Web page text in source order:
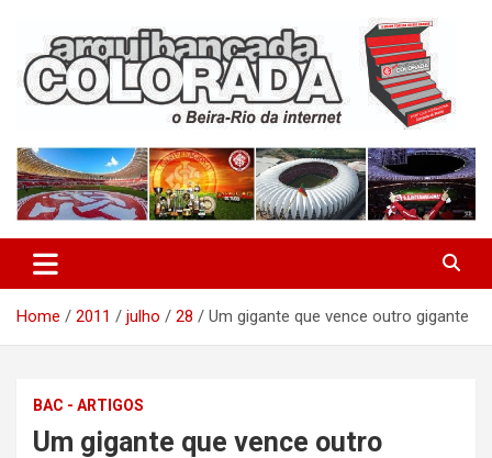
content
Arquibancada Colorada
Home 2011 julho 28 Um gigante que vence outro gigante
BAC - ARTIGOS
Um gigante que vence outro